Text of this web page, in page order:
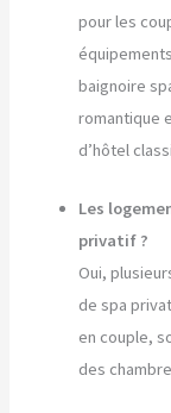
pour les
baignoire
romantique
d’hôtel
Les
privatif ?
Oui,
de spa
en couple,
des